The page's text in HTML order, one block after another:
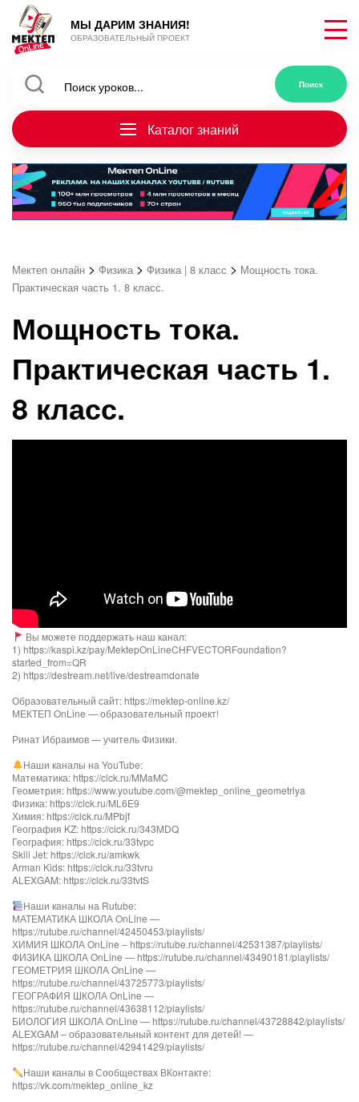
МЫ ДАРИМ ЗНАНИЯ!
ОБРАЗОВАТЕЛЬНЫЙ ПРОЕКТ
Каталог знаний
Мектеп онлайн > Физика > Физика | 8 класс > Мощность тока.
Практическая часть 1. 8 класс.
Мощность тока.
Практическая часть 1.
8 класс.
Вы можете поддержать наш канал:
1) https://kaspi.kz/pay/MektepOnLineCHFVECTORFoundation?
started_from=QR
2) https://destream.net/live/destreamdonate
Образовательный сайт: https://mektep-online.kz/
МЕКТЕП OnLine — образовательный проект!
Ринат Ибраимов — учитель Физики.
Наши каналы на YouTube:
Математика: https://clck.ru/MMaMC
Геометрия: https://www.youtube.com/@mektep_online_geometriya
Физика: https://clck.ru/ML6E9
Химия: https://clck.ru/MPbjf
География KZ: https://clck.ru/343MDQ
География: https://clck.ru/33tvpc
Skill Jet: https://clck.ru/amkwk
Arman Kids: https://clck.ru/33tvru
ALEXGAM: https://clck.ru/33tvtS
Наши каналы на Rutube:
МАТЕМАТИКА ШКОЛА OnLine —
https://rutube.ru/channel/42450453/playlists/
ХИМИЯ ШКОЛА OnLine – https://rutube.ru/channel/42531387/playlists/
ФИЗИКА ШКОЛА OnLine — https://rutube.ru/channel/43490181/playlists/
ГЕОМЕТРИЯ ШКОЛА OnLine —
https://rutube.ru/channel/43725773/playlists/
ГЕОГРАФИЯ ШКОЛА OnLine —
https://rutube.ru/channel/43638112/playlists/
БИОЛОГИЯ ШКОЛА OnLine — https://rutube.ru/channel/43728842/playlists/
ALEXGAM – образовательный контент для детей! —
https://rutube.ru/channel/42941429/playlists/
Наши каналы в Сообществах ВКонтакте:
https://vk.com/mektep_online_kz